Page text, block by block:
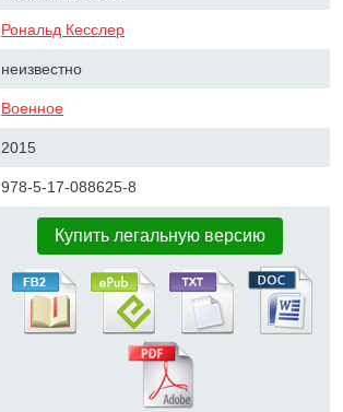
Рональд Кесслер
неизвестно
Военное
2015
978-5-17-088625-8
Купить легальную версию